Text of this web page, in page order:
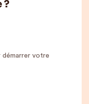
?
démarrer votre